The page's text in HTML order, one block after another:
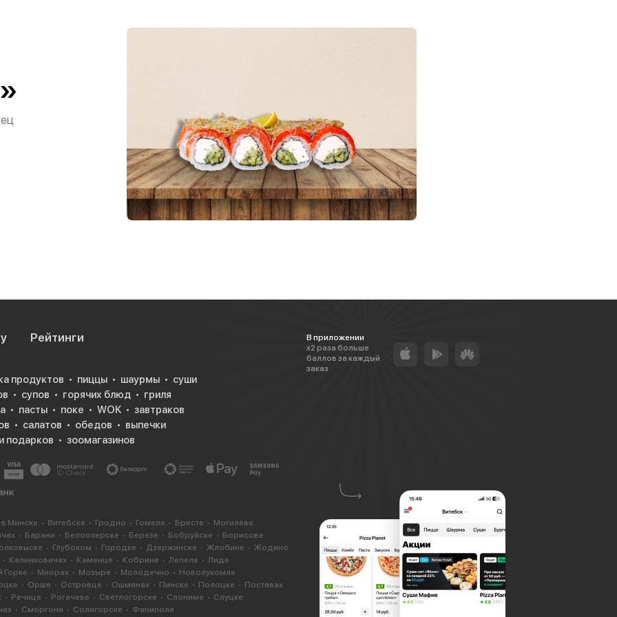
Рейтинги
В приложении
х2 раза больше
баллов за каждый
заказ
продуктов пиццы шаурмы
суши
супов горячих блюд
гриля
пасты поке WOK
завтраков
салатов обедов
выпечки
подарков
зоомагазинов
Минске Витебске Гродно Гомеле Бресте
Могилёве
Барани Белоозерске Березе Бобруйске
Борисове
Глубоком Городке Дзержинске Жлобине
Жодино
Калинковичах
Каменце Кобрине Лепеле
Лиде
Горке
Миорах Мозыре Молодечно
Новолукомле
Орше Островце Ошмянах Пинске Полоцке
Поставах
Речице Рогачеве Светлогорске Слониме
Слуцке
Сморгони Солигорске Фаниполе